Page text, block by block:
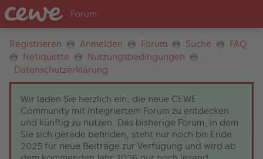
Registrieren Anmelden Forum Suche
FAQ
Netiquette
Nutzungsbedingungen
Datenschutzerklärung
Wir laden Sie herzlich ein, die neue CEWE
Community mit integriertem Forum zu entdecken
und künftig zu nutzen. Das bisherige Forum, in dem
Sie sich gerade befinden, steht nur noch bis Ende
2025 für neue Beiträge zur Verfügung und wird ab